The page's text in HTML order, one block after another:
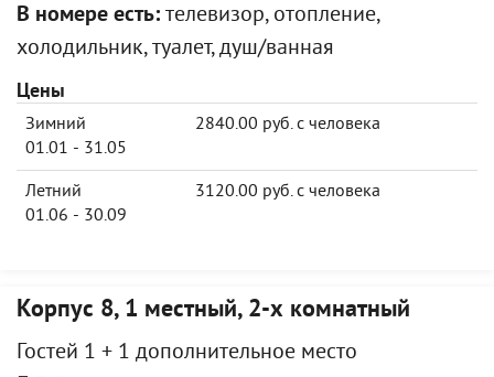
В номере есть: телевизор, отопление,
холодильник, туалет, душ/ванная
Цены
Зимний
01.01 - 31.05
2840.00 руб. с человека
Летний
01.06 - 30.09
3120.00 руб. с человека
Корпус 8, 1 местный, 2-х комнатный
Гостей 1 + 1 дополнительное место